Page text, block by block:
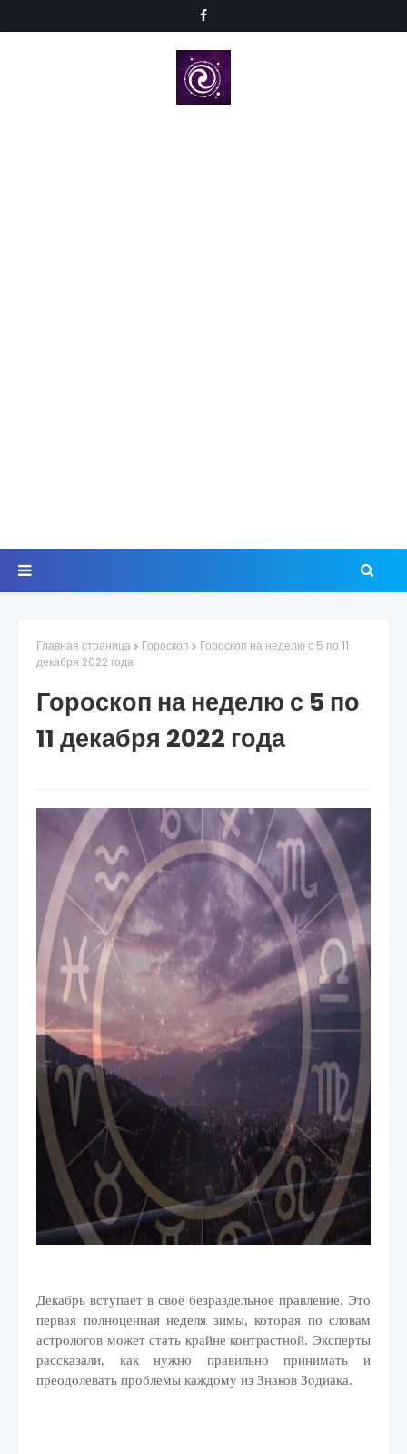
Главная страница Гороскоп
Гороскоп на неделю с 5 по 11
декабря 2022 года
Гороскоп на неделю с 5 по
11 декабря 2022 года
Декабрь вступает в своё безраздельное правление. Это
первая полноценная неделя зимы, которая по словам
астрологов может стать крайне контрастной. Эксперты
рассказали, как нужно правильно принимать и
преодолевать проблемы каждому из Знаков Зодиака.